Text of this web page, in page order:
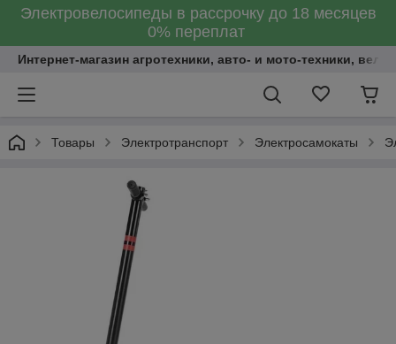
Электровелосипеды в рассрочку до 18 месяцев
0% переплат
Интернет-магазин агротехники, авто- и мото-техники,
Товары Электротранспорт Электросамокаты